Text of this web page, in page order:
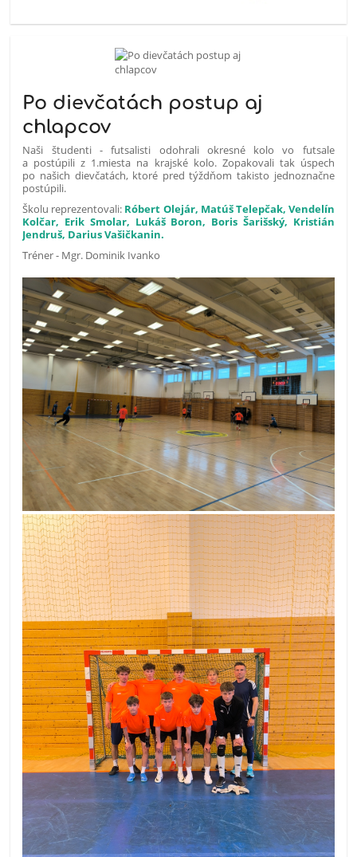
Po dievčatách postup aj
chlapcov
Naši študenti - futsalisti odohrali okresné kolo vo futsale
a postúpili z 1.miesta na krajské kolo. Zopakovali tak úspech
po našich dievčatách, ktoré pred týždňom takisto jednoznačne
postúpili.
Školu reprezentovali: Róbert Olejár, Matúš Telepčak, Vendelín
Kolčar, Erik Smolar, Lukáš Boron, Boris Šarišský, Kristián
Jendruš, Darius Vašičkanin.
Tréner - Mgr. Dominik Ivanko